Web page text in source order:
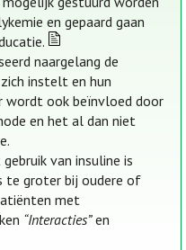
en gepaard gaan
naargelang de
instelt en hun
wordt ook beïnvloed door
en het al dan niet
van insuline is
te groter bij oudere of
met
“Interacties”en